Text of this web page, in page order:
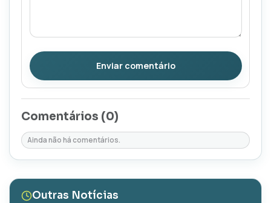
Enviar comentário
Comentários (0)
Ainda não há comentários.
Outras Notícias